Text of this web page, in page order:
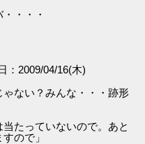
・・・
：2009/04/16(木)
ない？みんな・・・跡形
たっていないので。あと
ので」